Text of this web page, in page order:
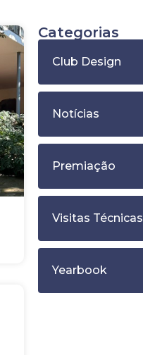
Categorias
Club Design
Notícias
Premiação
Visitas Técnicas
Yearbook